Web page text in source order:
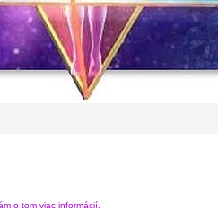
o tom viac informácií.